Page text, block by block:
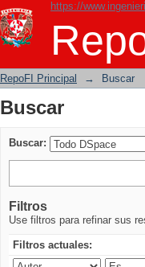
https://
Buscar
RepoFI Principal → Buscar
Buscar
Buscar:
Filtros
Use filtros para refinar sus
Filtros actuales: